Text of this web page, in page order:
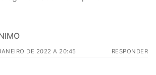
DE 2022 A 20:45 RESPONDER